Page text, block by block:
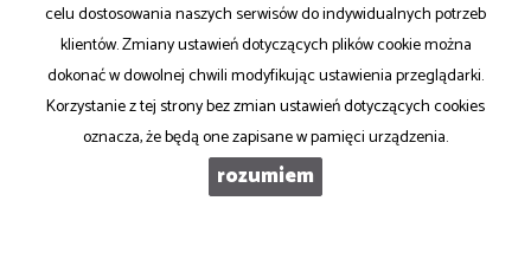
Mieszkaniana wynajem
na wynajem
Działkina wynajem
Lokalena wynajem
Halena wynajem
Obiektyna wynajem
na sprzedaż
celu dostosowania naszych serwisów do indywidualnych potrzeb
klientów. Zmiany ustawień dotyczących plików cookie można
dokonać w dowolnej chwili modyfikując ustawienia przeglądarki.
Korzystanie z tej strony bez zmian ustawień dotyczących cookies
oznacza, że będą one zapisane w pamięci urządzenia.
rozumiem